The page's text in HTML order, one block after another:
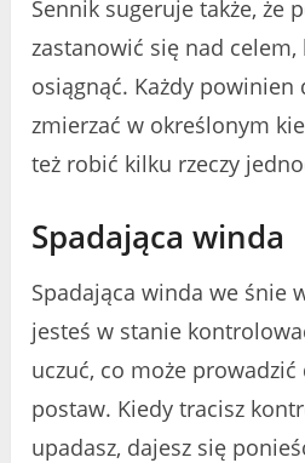
Sennik sugeruje także, że
zastanowić się nad celem,
osiągnąć. Każdy powinien
zmierzać w określonym
też robić kilku rzeczy
Spadająca winda
Spadająca winda we śnie
jesteś w stanie
uczuć, co może
postaw. Kiedy tracisz
upadasz, dajesz się